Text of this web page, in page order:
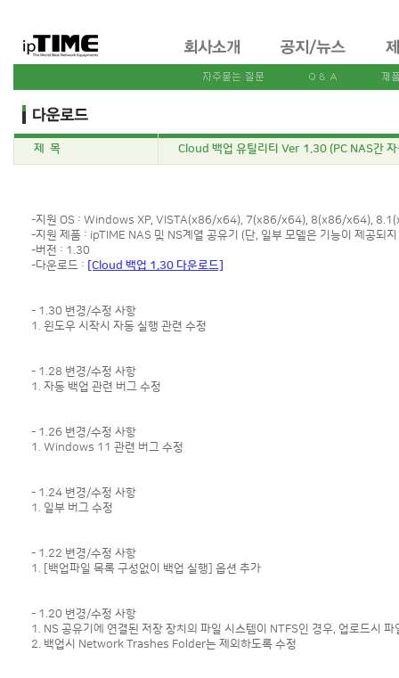
제 목 Cloud 백업 유틸리티 Ver 1.30 (PC NAS간 자
-지원 OS : Windows XP, VISTA(x86/x64), 7(x86/x64), 8(x86/x64),
-지원 제품 : ipTIME NAS 및 NS계열 공유기 (단, 일부 모델은 기능이 제공되
-버전 : 1.30
-다운로드 :
[Cloud 백업 1.30 다운로드]
- 1.30 변경/수정 사항
1. 윈도우 시작시 자동 실행 관련 수정
- 1.28 변경/수정 사항
1. 자동 백업 관련 버그 수정
- 1.26 변경/수정 사항
1. Windows 11 관련 버그 수정
- 1.24 변경/수정 사항
1. 일부 버그 수정
- 1.22 변경/수정 사항
1. [백업파일 목록 구성없이 백업 실행] 옵션 추가
- 1.20 변경/수정 사항
1. NS 공유기에 연결된 저장 장치의 파일 시스템이 NTFS인 경우, 업로드시 파
2. 백업시 Network Trashes Folder는 제외하도록 수정